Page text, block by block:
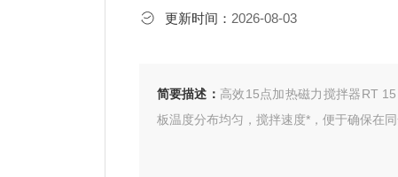
更新时间： 2026-08-03
简要描述： 高效15点加热磁力搅拌器RT
板温度分布均匀，搅拌速度*，便于确保在同